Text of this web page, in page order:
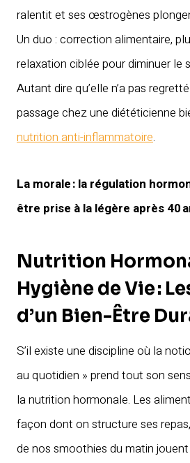
ralentit et ses œstrogènes
Un duo : correction alimentaire,
relaxation ciblée pour diminuer le
Autant dire qu’elle n’a pas
passage chez une diététicienne
nutrition anti-inflammatoire.
La morale : la régulation
être prise à la légère après 40
Nutrition
Hygiène de Vie :
d’un Bien-Être
S’il existe une discipline où la
au quotidien » prend tout son
la nutrition hormonale. Les
façon dont on structure ses
de nos smoothies du matin